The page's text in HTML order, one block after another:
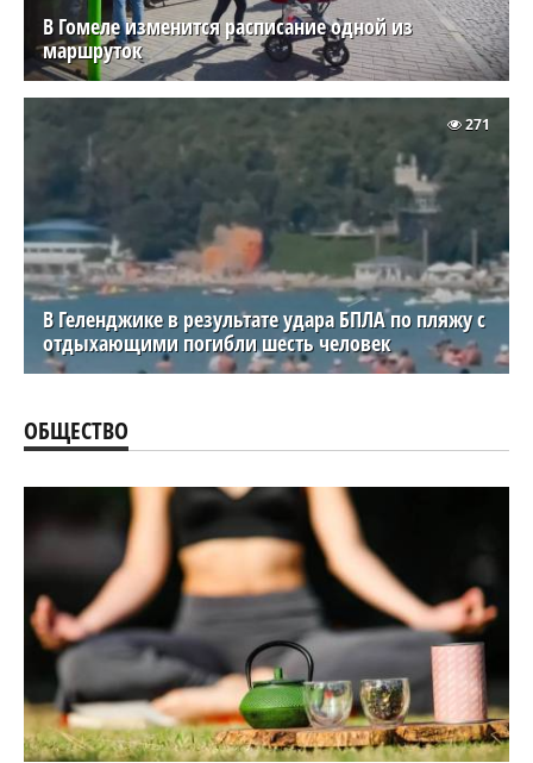
В Гомеле изменится расписание одной из
маршруток
В Геленджике в результате удара БПЛА по пляжу с
отдыхающими погибли шесть человек
271
ОБЩЕСТВО